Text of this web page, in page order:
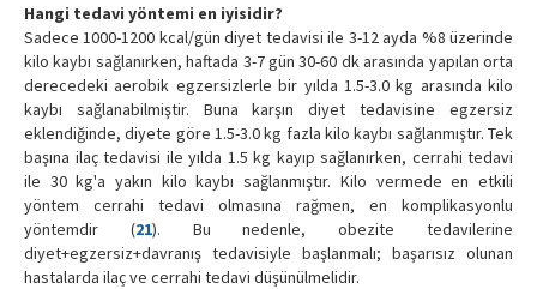
Hangi tedavi yöntemi en iyisidir?
Sadece 1000-1200 kcal/gün diyet tedavisi ile 3-12 ayda %8 üzerinde
kilo kaybı sağlanırken, haftada 3-7 gün 30-60 dk arasında yapılan orta
derecedeki aerobik egzersizlerle bir yılda 1.5-3.0 kg arasında kilo
kaybı sağlanabilmiştir. Buna karşın diyet tedavisine egzersiz
eklendiğinde, diyete göre 1.5-3.0 kg fazla kilo kaybı sağlanmıştır. Tek
başına ilaç tedavisi ile yılda 1.5 kg kayıp sağlanırken, cerrahi tedavi
ile 30 kg'a yakın kilo kaybı sağlanmıştır. Kilo vermede en etkili
yöntem cerrahi tedavi olmasına rağmen, en komplikasyonlu
yöntemdir (21). Bu nedenle, obezite tedavilerine
diyet+egzersiz+davranış tedavisiyle başlanmalı; başarısız olunan
hastalarda ilaç ve cerrahi tedavi düşünülmelidir.